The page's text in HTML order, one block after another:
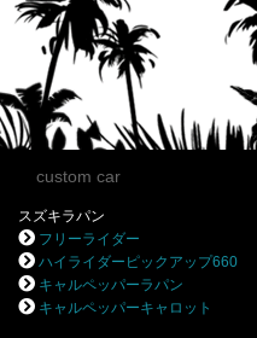
custom car
スズキラパン
フリーライダー
ハイライダーピックアップ660
キャルペッパーラパン
キャルペッパーキャロット